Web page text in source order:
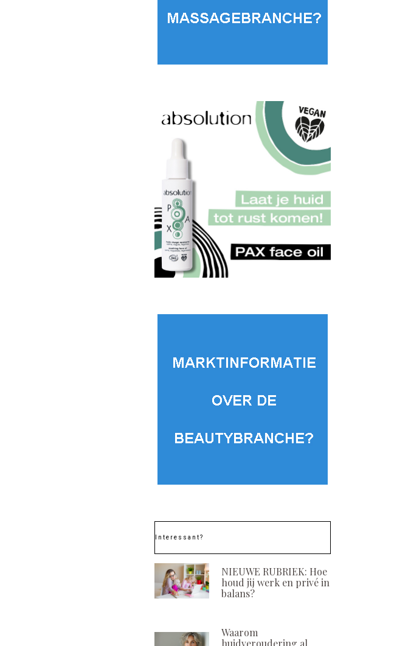
Interessant?
NIEUWE RUBRIEK: Hoe
houd jij werk en privé in
balans?
Waarom
huidveroudering al